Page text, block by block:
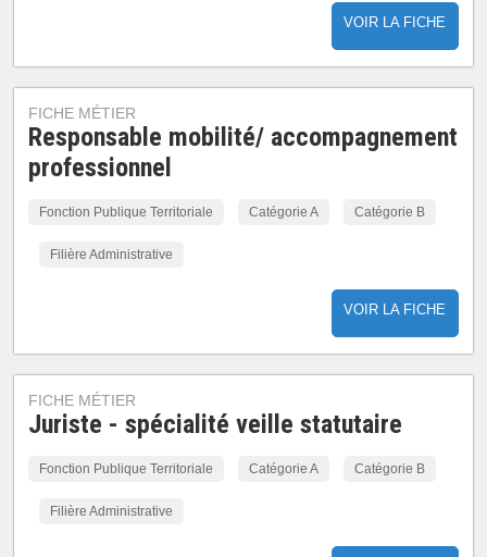
VOIR LA FICHE
FICHE MÉTIER
Responsable mobilité/ accompagnement
professionnel
Fonction Publique Territoriale Catégorie A Catégorie B
Filière Administrative
VOIR LA FICHE
FICHE MÉTIER
Juriste - spécialité veille statutaire
Fonction Publique Territoriale Catégorie A Catégorie B
Filière Administrative